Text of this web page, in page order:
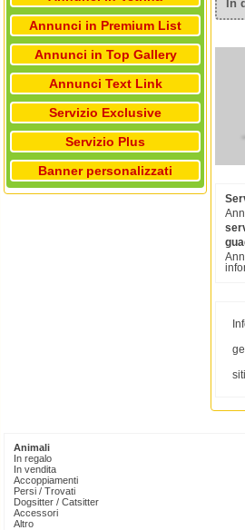
Annunci in Premium List
Annunci in Top Gallery
Annunci Text Link
Servizio Exclusive
Servizio Plus
Banner personalizzati
In
siti
Animali
In regalo
In vendita
Accoppiamenti
Persi / Trovati
Dogsitter / Catsitter
Accessori
Altro